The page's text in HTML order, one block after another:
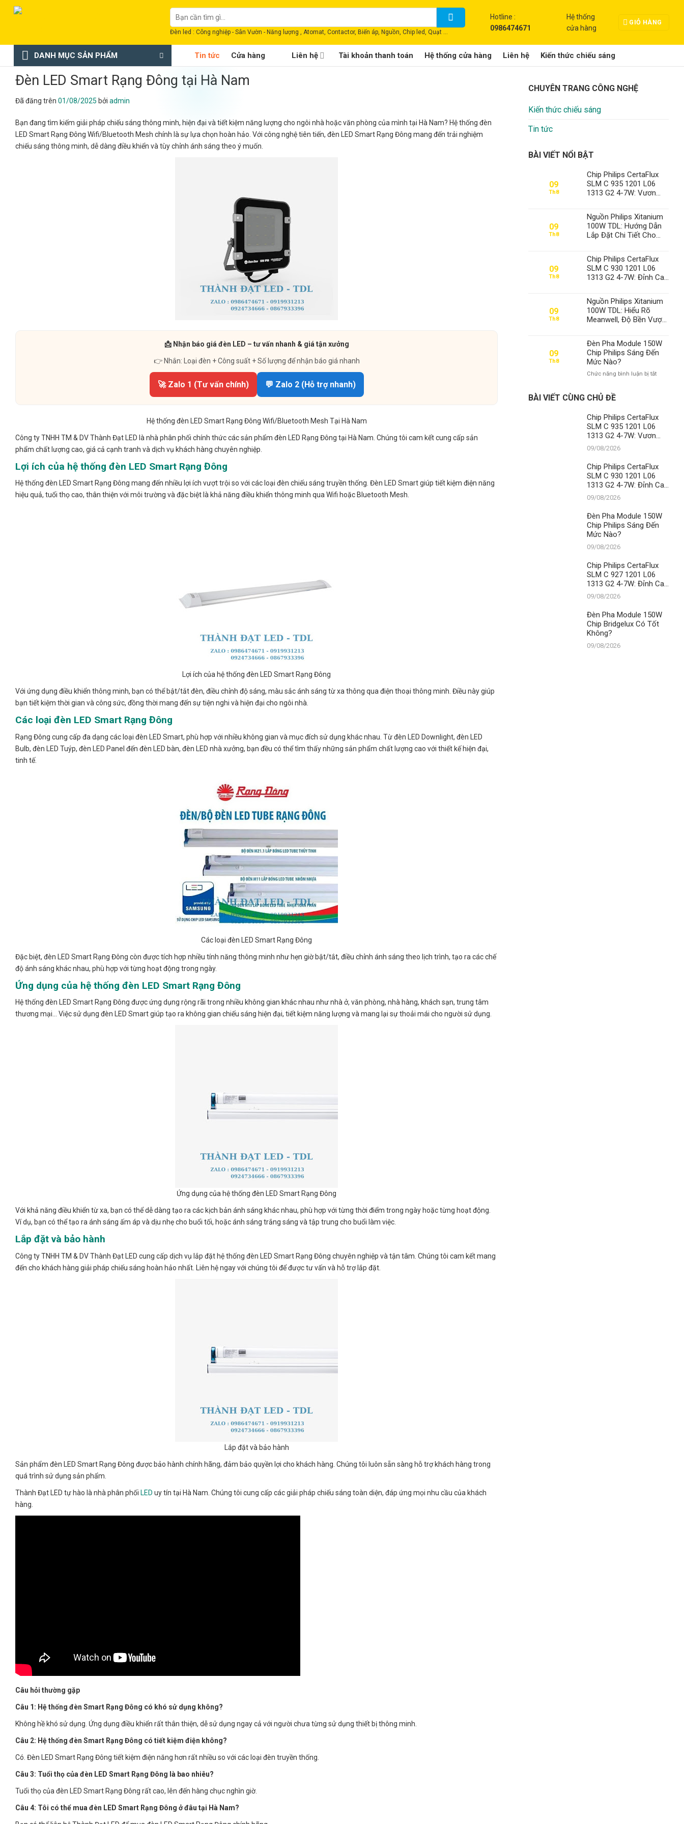
Chuyển
dung
Tìm
kiếm:
Đèn led : Công nghiệp - Sân Vườn - Năng lượng , Atomat, Contactor, Biến áp, Nguồn, Chip led, Quạt ...
Hotline :
0986474671
Hệ thống
cửa hàng
GIỎ HÀNG
DANH MỤC SẢN PHẨM Tin tức Cửa hàng Liên hệ Tài khoản thanh toán Hệ thống cửa hàng Liên hệ Kiến thức chiếu sáng
Đèn LED Smart Rạng Đông tại Hà Nam
Đã đăng trên 01/08/2025 bởi admin
Bạn đang tìm kiếm giải pháp chiếu sáng thông minh, hiện đại và tiết kiệm năng lượng cho ngôi nhà hoặc văn phòng của mình tại Hà Nam? Hệ thống đèn
LED Smart Rạng Đông Wifi/Bluetooth Mesh chính là sự lựa chọn hoàn hảo. Với công nghệ tiên tiến, đèn LED Smart Rạng Đông mang đến trải nghiệm
chiếu sáng thông minh, dễ dàng điều khiển và tùy chỉnh ánh sáng theo ý muốn.
📩 Nhận báo giá đèn LED – tư vấn nhanh & giá tận xưởng
👉 Nhắn: Loại đèn + Công suất + Số lượng để nhận báo giá nhanh
🚀 Zalo 1 (Tư vấn chính) 💬 Zalo 2 (Hỗ trợ nhanh)
Hệ thống đèn LED Smart Rạng Đông Wifi/Bluetooth Mesh Tại Hà Nam
Công ty TNHH TM & DV Thành Đạt LED là nhà phân phối chính thức các sản phẩm đèn LED Rạng Đông tại Hà Nam. Chúng tôi cam kết cung cấp sản
phẩm chất lượng cao, giá cả cạnh tranh và dịch vụ khách hàng chuyên nghiệp.
Lợi ích của hệ thống đèn LED Smart Rạng Đông
Hệ thống đèn LED Smart Rạng Đông mang đến nhiều lợi ích vượt trội so với các loại đèn chiếu sáng truyền thống. Đèn LED Smart giúp tiết kiệm điện năng
hiệu quả, tuổi thọ cao, thân thiện với môi trường và đặc biệt là khả năng điều khiển thông minh qua Wifi hoặc Bluetooth Mesh.
Lợi ích của hệ thống đèn LED Smart Rạng Đông
Với ứng dụng điều khiển thông minh, bạn có thể bật/tắt đèn, điều chỉnh độ sáng, màu sắc ánh sáng từ xa thông qua điện thoại thông minh. Điều này giúp
bạn tiết kiệm thời gian và công sức, đồng thời mang đến sự tiện nghi và hiện đại cho ngôi nhà.
Các loại đèn LED Smart Rạng Đông
Rạng Đông cung cấp đa dạng các loại đèn LED Smart, phù hợp với nhiều không gian và mục đích sử dụng khác nhau. Từ đèn LED Downlight, đèn LED
Bulb, đèn LED Tuýp, đèn LED Panel đến đèn LED bàn, đèn LED nhà xưởng, bạn đều có thể tìm thấy những sản phẩm chất lượng cao với thiết kế hiện đại,
tinh tế.
Các loại đèn LED Smart Rạng Đông
Đặc biệt, đèn LED Smart Rạng Đông còn được tích hợp nhiều tính năng thông minh như hẹn giờ bật/tắt, điều chỉnh ánh sáng theo lịch trình, tạo ra các chế
độ ánh sáng khác nhau, phù hợp với từng hoạt động trong ngày.
Ứng dụng của hệ thống đèn LED Smart Rạng Đông
Hệ thống đèn LED Smart Rạng Đông được ứng dụng rộng rãi trong nhiều không gian khác nhau như nhà ở, văn phòng, nhà hàng, khách sạn, trung tâm
thương mại… Việc sử dụng đèn LED Smart giúp tạo ra không gian chiếu sáng hiện đại, tiết kiệm năng lượng và mang lại sự thoải mái cho người sử dụng.
Ứng dụng của hệ thống đèn LED Smart Rạng Đông
Với khả năng điều khiển từ xa, bạn có thể dễ dàng tạo ra các kịch bản ánh sáng khác nhau, phù hợp với từng thời điểm trong ngày hoặc từng hoạt động.
Ví dụ, bạn có thể tạo ra ánh sáng ấm áp và dịu nhẹ cho buổi tối, hoặc ánh sáng trắng sáng và tập trung cho buổi làm việc.
Lắp đặt và bảo hành
Công ty TNHH TM & DV Thành Đạt LED cung cấp dịch vụ lắp đặt hệ thống đèn LED Smart Rạng Đông chuyên nghiệp và tận tâm. Chúng tôi cam kết mang
đến cho khách hàng giải pháp chiếu sáng hoàn hảo nhất. Liên hệ ngay với chúng tôi để được tư vấn và hỗ trợ lắp đặt.
Lắp đặt và bảo hành
Sản phẩm đèn LED Smart Rạng Đông được bảo hành chính hãng, đảm bảo quyền lợi cho khách hàng. Chúng tôi luôn sẵn sàng hỗ trợ khách hàng trong
quá trình sử dụng sản phẩm.
Thành Đạt LED tự hào là nhà phân phối LED uy tín tại Hà Nam. Chúng tôi cung cấp các giải pháp chiếu sáng toàn diện, đáp ứng mọi nhu cầu của khách
hàng.
Câu hỏi thường gặp
Câu 1: Hệ thống đèn Smart Rạng Đông có khó sử dụng không?
Không hề khó sử dụng. Ứng dụng điều khiển rất thân thiện, dễ sử dụng ngay cả với người chưa từng sử dụng thiết bị thông minh.
Câu 2: Hệ thống đèn Smart Rạng Đông có tiết kiệm điện không?
Có. Đèn LED Smart Rạng Đông tiết kiệm điện năng hơn rất nhiều so với các loại đèn truyền thống.
Câu 3: Tuổi thọ của đèn LED Smart Rạng Đông là bao nhiêu?
Tuổi thọ của đèn LED Smart Rạng Đông rất cao, lên đến hàng chục nghìn giờ.
Câu 4: Tôi có thể mua đèn LED Smart Rạng Đông ở đâu tại Hà Nam?
CHUYÊN TRANG CÔNG NGHỆ
Kiến thức chiếu sáng
Tin tức
BÀI VIẾT NỔI BẬT
09
Th8
Chip Philips CertaFlux
SLM C 935 1201 L06
1313 G2 4-7W: Vươn
Đại Cùng Thành Đạt LED
– Vị Thế Số 1 Không
Thể Xô Đổ
09
Th8
Nguồn Philips Xitanium
100W TDL: Hướng Dẫn
Lắp Đặt Chi Tiết Cho
LED
09
Th8
Chip Philips CertaFlux
SLM C 930 1201 L06
1313 G2 4-7W: Đỉnh Cao
Đạt LED
09
Th8
Nguồn Philips Xitanium
100W TDL: Hiểu Rõ
Meanwell, Độ Bền Vượt
LED
09
Th8
Đèn Pha Module 150W
Chip Philips Sáng Đến
Mức Nào?
Chức năng bình luận bị tắtở
Chip
BÀI VIẾT CÙNG CHỦ ĐỀ
Chip Philips CertaFlux
SLM C 935 1201 L06
1313 G2 4-7W: Vươn
Tầm Chiếu Sáng Hiện
Đại Cùng Thành Đạt LED
– Vị Thế Số 1 Không
Thể Xô Đổ
09/08/2026
Chip Philips CertaFlux
SLM C 930 1201 L06
1313 G2 4-7W: Đỉnh Cao
Chiếu Sáng Từ Thành
Đạt LED
09/08/2026
Đèn Pha Module 150W
Chip Philips Sáng Đến
Mức Nào?
09/08/2026
Chip Philips CertaFlux
SLM C 927 1201 L06
1313 G2 4-7W: Đỉnh Cao
Chiếu Sáng, Khẳng Định
Vị Thế Số 1 Của Thành
Đạt LED
09/08/2026
Đèn Pha Module 150W
Chip Bridgelux Có Tốt
Không?
09/08/2026